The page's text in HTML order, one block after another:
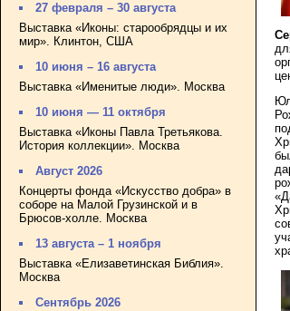
27 февраля – 30 августа
Выставка «Иконы: старообрядцы и их
мир». Клинтон, США
10 июня – 16 августа
Выставка «Именитые люди». Москва
10 июня — 11 октября
Выставка «Иконы Павла Третьякова.
История коллекции». Москва
Август 2026
Концерты фонда «Искусство добра» в
соборе на Малой Грузинской и в
Брюсов-холле. Москва
13 августа – 1 ноября
Выставка «Елизаветинская Библия».
Москва
Сентябрь 2026